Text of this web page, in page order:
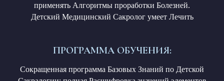
применять Алгоритмы проработки Болезней.
Детский Медицинский Сакролог умеет Лечить
ПРОГРАММА ОБУЧЕНИЯ:
Сокращенная программа Базовых Знаний по Детской